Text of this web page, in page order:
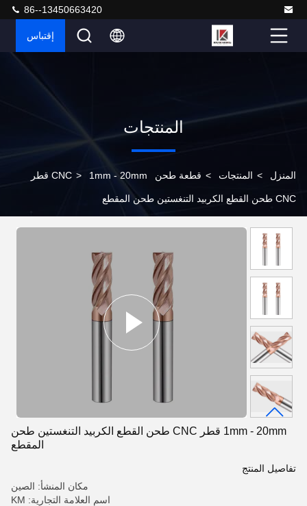
86--13450663420
إقتباس
المنتجات
المنزل > المنتجات > قطعة طحن CNC > 1mm - 20mm قطر
CNC طحن القطع الكربيد التنغستين طحن المقطع
1mm - 20mm قطر CNC طحن القطع الكربيد التنغستين طحن
المقطع
تفاصيل المنتج
مكان المنشأ: الصين
اسم العلامة التجارية: KM